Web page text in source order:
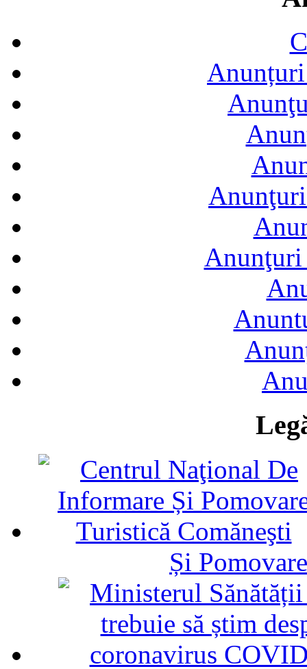
Și